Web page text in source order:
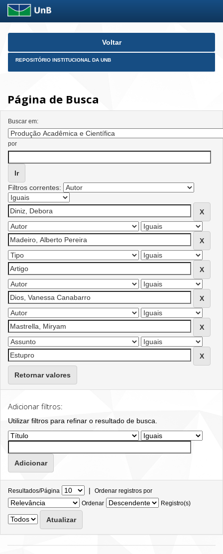
Skip
Voltar
REPOSITÓRIO INSTITUCIONAL DA UNB
Página de Busca
Buscar em:
por
Filtros correntes:
Retornar valores
Adicionar filtros:
Utilizar filtros para refinar o resultado de busca.
Resultados/Página | Ordenar registros por
Ordenar
Registro(s)